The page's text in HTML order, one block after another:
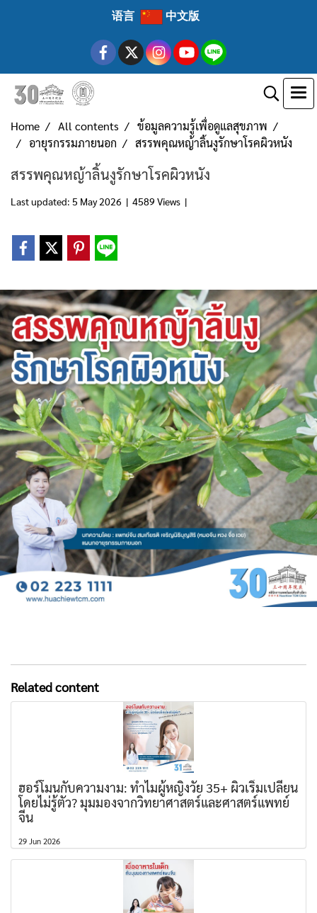
语言 中文版
Home All contents
ข้อมูลความรู้เพื่อดูแลสุขภาพ
อายุรกรรมภายนอก
สรรพคุณหญ้าลิ้นงูรักษาโรคผิวหนัง
สรรพคุณหญ้าลิ้นงูรักษาโรคผิวหนัง
Last updated: 5 May 2026 | 4589 Views |
Related content
ฮอร์โมนกับความงาม: ทำไมผู้หญิงวัย 35+ ผิวเริ่มเปลี่ยน
โดยไม่รู้ตัว? มุมมองจากวิทยาศาสตร์และศาสตร์แพทย์
จีน
29 Jun 2026